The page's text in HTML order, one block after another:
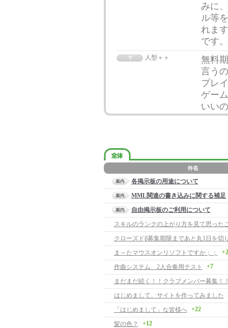
みに
ル等
れま
です
人型＋＋
無料
言う
プレ
ゲー
いい
各掲示板の用途について
MML関連の書き込みに関する補足
自由掲示板のご利用について
クローズドβ募集期限まであと丸1日を切
ま～たマウスオンリソフトですか；；
作曲システム 2人合奏用テスト +7
まだまだ続く！！クラブメンバー募集！
はじめまして、サイトを作ってみました
「はじめまして」な皆様へ +22
髪の色？ +12